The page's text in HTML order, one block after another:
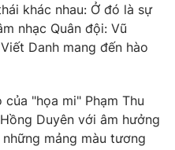
khác nhau: Ở đó là sự
nhạc Quân đội: Vũ
Danh mang đến hào
"họa mi" Phạm Thu
Duyên với âm hưởng
mảng màu tương